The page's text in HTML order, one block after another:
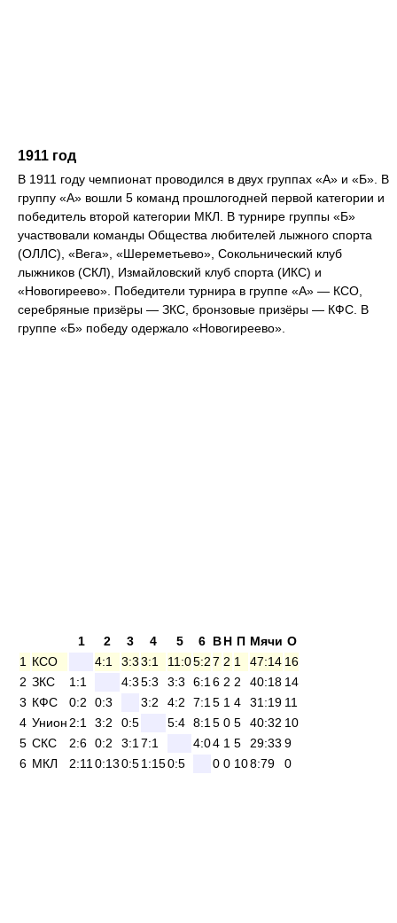
1911 год
В 1911 году чемпионат проводился в двух группах «А» и «Б». В
группу «А» вошли 5 команд прошлогодней первой категории и
победитель второй категории МКЛ. В турнире группы «Б»
участвовали команды Общества любителей лыжного спорта
(ОЛЛС), «Вега», «Шереметьево», Сокольнический клуб
лыжников (СКЛ), Измайловский клуб спорта (ИКС) и
«Новогиреево». Победители турнира в группе «А» — КСО,
серебряные призёры — ЗКС, бронзовые призёры — КФС. В
группе «Б» победу одержало «Новогиреево».
1 2 3 4 5 6 ВН П Мячи О
1
КСО 4:1 3:33:1 11:05:27 2 1 47:14 16
2 ЗКС 1:1 4:35:3 3:3 6:1 6 2 2 40:18 14
3 КФС 0:2 0:3 3:2 4:2 7:1 5 1 4 31:19 11
4 Унион 2:1 3:2 0:5 5:4 8:1 5 0 5 40:32 10
5 СКС 2:6 0:2 3:1 7:1 4:04 1 5 29:33 9
6 МКЛ 2:11 0:130:51:150:5 0 0 108:79 0